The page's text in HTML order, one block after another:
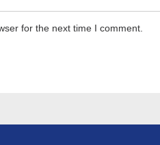
for the next time I comment.